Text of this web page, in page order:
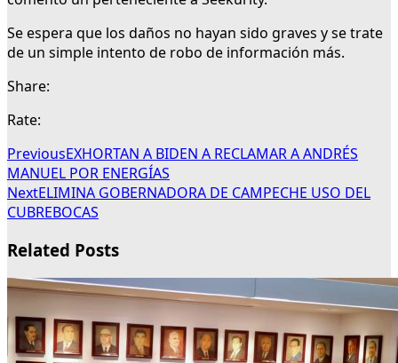
Se espera que los daños no hayan sido graves y se trate
de un simple intento de robo de información más.
Share:
Rate:
PreviousEXHORTAN A BIDEN A RECLAMAR A ANDRÉS
MANUEL POR ENERGÍAS
NextELIMINA GOBERNADORA DE CAMPECHE USO DEL
CUBREBOCAS
Related Posts